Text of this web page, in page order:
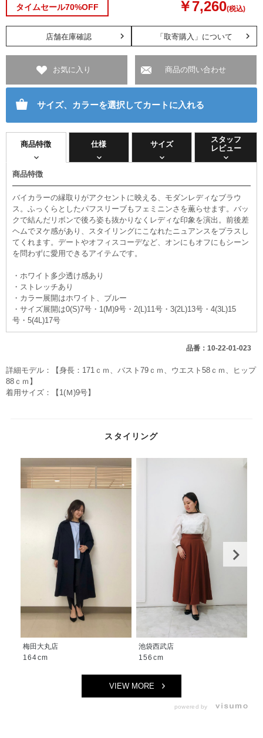
タイムセール70%OFF ￥7,260(税込)
「取寄購入」について
店舗在庫確認
お気に入り 商品の問い合わせ
サイズ、カラーを選択してカートに入れる
商品特徴 仕様 サイズ
スタッフ
レビュー
商品特徴
バイカラーの縁取りがアクセントに映える、モダンレディなブラウ
ス。ふっくらとしたパフスリーブもフェミニンさを薫らせます。バッ
クで結んだリボンで後ろ姿も抜かりなくレディな印象を演出。前後差
ヘムでヌケ感があり、スタイリングにこなれたニュアンスをプラスし
てくれます。デートやオフィスコーデなど、オンにもオフにもシーン
を問わずに愛用できるアイテムです。
・ホワイト多少透け感あり
・ストレッチあり
・カラー展開はホワイト、ブルー
・サイズ展開は0(S)7号・1(M)9号・2(L)11号・3(2L)13号・4(3L)15
号・5(4L)17号
品番：10-22-01-023
詳細モデル：【身長：171ｃｍ、バスト79ｃｍ、ウエスト58ｃｍ、ヒップ
88ｃｍ】
着用サイズ：【1(Ｍ)9号】
スタイリング
梅田大丸店
164cm
池袋西武店
156cm
VIEW MORE
powered by